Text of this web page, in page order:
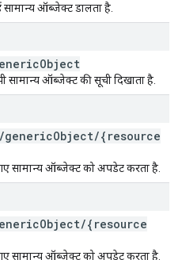
सामान्य ऑब्जेक्ट डालता है.
Object
सामान्य ऑब्जेक्ट की सूची दिखाता है.
/genericObject/{resource
सामान्य ऑब्जेक्ट को अपडेट करता है.
Object/{resource
सामान्य ऑब्जेक्ट को अपडेट करता है.